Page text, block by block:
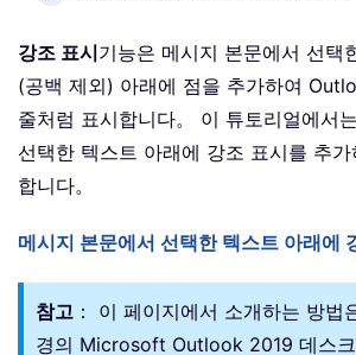
강조 표시기능은 메시지 본문에서 선택
(공백 제외) 아래에 점을 추가하여
줄처럼 표시합니다。 이 튜토리얼에서
선택한 텍스트 아래에 강조 표시를 추
합니다。
메시지 본문에서 선택한 텍스트 아래에
참고 ： 이 페이지에서 소개하는 방
경의 Microsoft Outlook 2019 데스